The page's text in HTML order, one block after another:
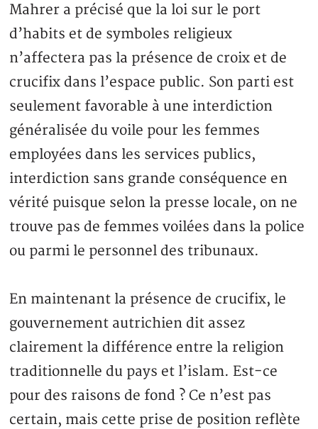
Mahrer a précisé que la loi sur le port
d’habits et de symboles religieux
n’affectera pas la présence de croix et de
crucifix dans l’espace public. Son parti est
seulement favorable à une interdiction
généralisée du voile pour les femmes
employées dans les services publics,
interdiction sans grande conséquence en
vérité puisque selon la presse locale, on ne
trouve pas de femmes voilées dans la police
ou parmi le personnel des tribunaux.
En maintenant la présence de crucifix, le
gouvernement autrichien dit assez
clairement la différence entre la religion
traditionnelle du pays et l’islam. Est-ce
pour des raisons de fond ? Ce n’est pas
certain, mais cette prise de position reflète